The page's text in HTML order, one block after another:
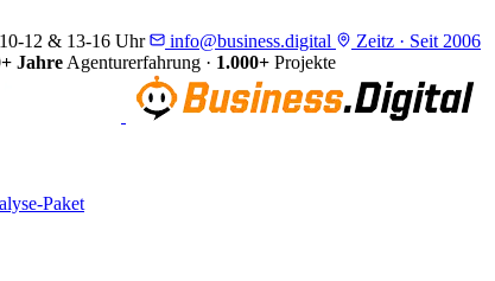
12 & 13-16 Uhr info@business.digital
Zeitz · Seit 2006
Jahre Agenturerfahrung · 1.000+ Projekte
Paket